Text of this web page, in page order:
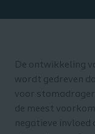
De ontwikkeling
wordt gedreven
voor
de meest
negatieve invloed